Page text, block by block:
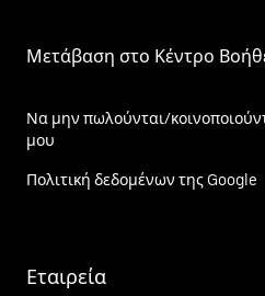
Μετάβαση στο Κέντρο
Να μην πωλούνται/
μου
Πολιτική δεδομένων της Google
Εταιρεία